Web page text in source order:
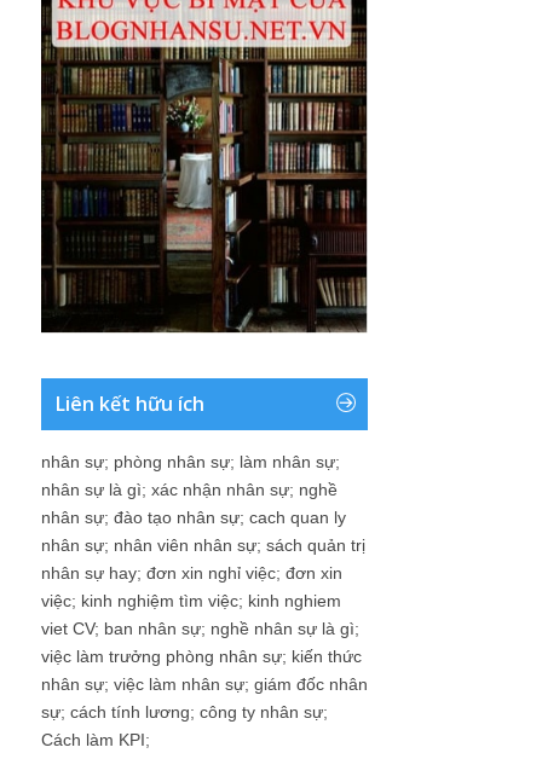
Liên kết hữu ích
nhân sự; phòng nhân sự; làm nhân sự;
nhân sự là gì; xác nhận nhân sự; nghề
nhân sự; đào tạo nhân sự; cach quan ly
nhân sự; nhân viên nhân sự; sách quản trị
nhân sự hay; đơn xin nghỉ việc; đơn xin
việc; kinh nghiệm tìm việc; kinh nghiem
viet CV; ban nhân sự; nghề nhân sự là gì;
việc làm trưởng phòng nhân sự; kiến thức
nhân sự; việc làm nhân sự; giám đốc nhân
sự; cách tính lương; công ty nhân sự;
Cách làm KPI;